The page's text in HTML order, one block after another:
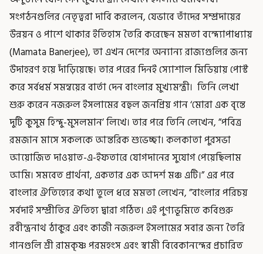
সংগঠনগুলির নেতৃত্বরা দাবি করলেন, যেভাবে তাঁদের সম্প্রদায়ের
উন্নয়ন ও পাশে থাকার ইতিহাস তৈরি করেছেন মমতা বন্দ্যোপাধ্যায়
(Mamata Banerjee), তা এখন দেশের অন্যান্য রাজ্যগুলির জন্য
উদাহরণ হয়ে দাঁড়িয়েছে। তার পরের দিনই স্যোশাল মিডিয়ায় পোস্ট
করে সর্বধর্ম সমন্বয়ের বার্তা দেন বাংলার মুখ্যমন্ত্রী। তিনি লেখা
শুরু করেন নজরুল ইসলামের বহুল জনপ্রিয় গান ‘মোরা এক বৃন্তে
দুটি কুসুম হিন্দু-মুসলমান’ লিখে। তার পরে তিনি লেখেন, ”পবিত্র
রমজান মাসে সকলকে আন্তরিক শুভেচ্ছা। কলকাতা পুরসভা
আয়োজিত দাওয়াত-এ-ইফতারে যোগদানের সুযোগ পেয়েছিলাম
আমি। সমবেত প্রার্থনা, একতার এক আদর্শ মঞ্চ এটি।” এর পরে
বাংলার ঐতিহ্যের কথা তুলে ধরে মমতা লেখেন, ”বাংলার পরিচয়
সর্বদাই সম্প্রীতির ঐতিহ্য দ্বারা গঠিত। এই পুণ্যভূমিতে কবিগুরু
রবীন্দ্রনাথ ঠাকুর এবং কাজী নজরুল ইসলামের সবার জন্য তৈরি
গানগুলি শ্রী রামকৃষ্ণ পরমহংস এবং স্বামী বিবেকানন্দের প্রচারিত